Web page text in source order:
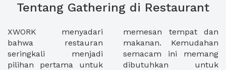
Tentang Gathering di Restaurant
XWORK menyadari
bahwa restauran
seringkali menjadi
pilihan pertama untuk
memesan tempat dan
makanan. Kemudahan
semacam ini memang
dibutuhkan untuk